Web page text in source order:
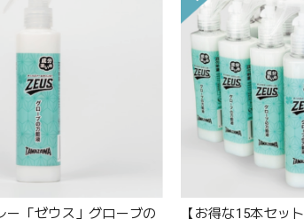
ー「ゼウス」グローブの
【お得な15本セッ